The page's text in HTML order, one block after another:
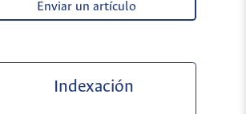
Enviar un artículo
Indexación